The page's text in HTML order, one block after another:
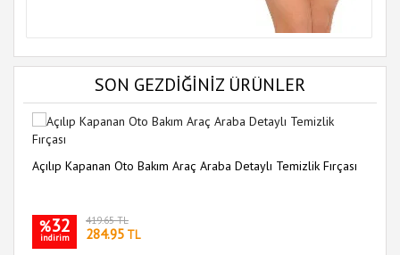
SON GEZDİĞİNİZ ÜRÜNLER
Açılıp Kapanan Oto Bakım Araç Araba Detaylı Temizlik Fırçası
%32
indirim
419.65 TL
284.95 TL